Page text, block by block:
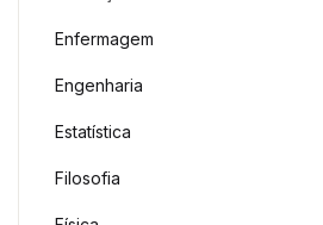
Enfermagem
Engenharia
Estatística
Filosofia